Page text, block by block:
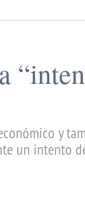
y
un intento